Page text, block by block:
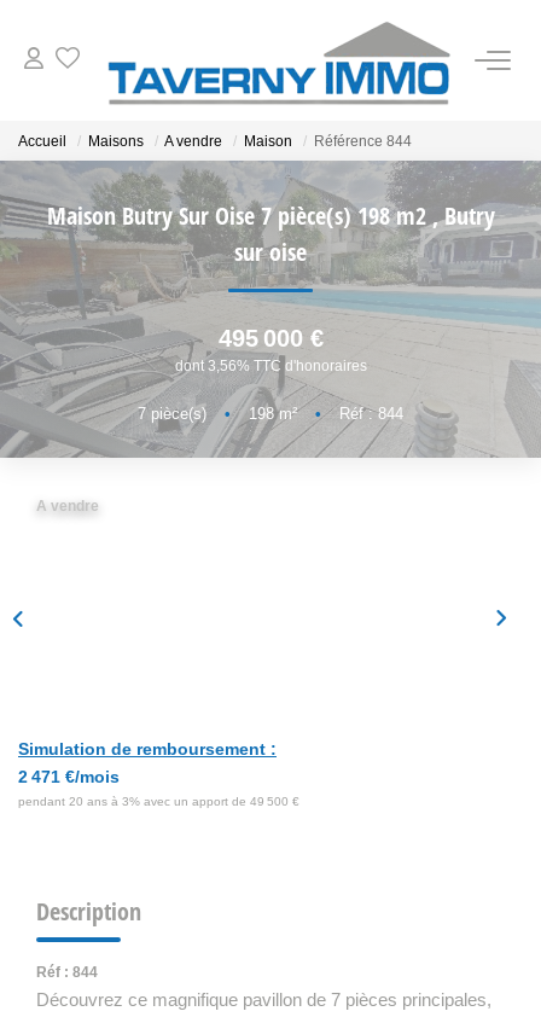
ESTIMATION
OUTILS
NOTRE AGENCE
CONTACT
Accueil Maisons A vendre Maison Référence 844
Maison Butry Sur Oise 7 pièce(s) 198 m2,Butry
sur oise
495 000 €
dont 3,56% TTC d'honoraires
7pièce(s) • 198m² • Réf : 844
A vendre
Simulation de remboursement :
2 471 €/mois
pendant 20 ans à 3% avec un apport de 49 500 €
Description
Réf : 844
Découvrez ce magnifique pavillon de 7 pièces principales,